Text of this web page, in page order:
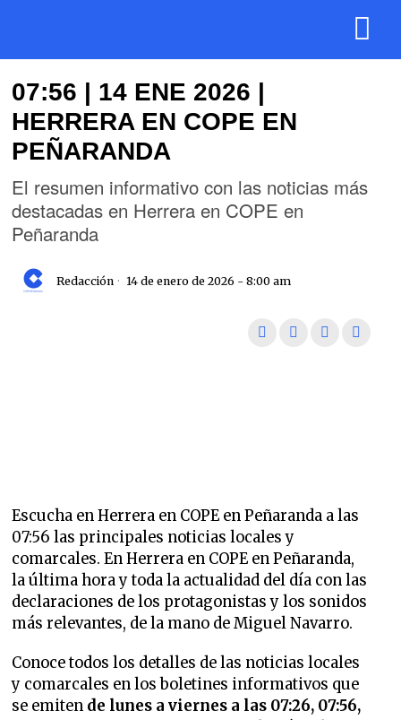
07:56 | 14 ENE 2026 |
HERRERA EN COPE EN
PEÑARANDA
El resumen informativo con las noticias más
destacadas en Herrera en COPE en
Peñaranda
Redacción 14 de enero de 2026 - 8:00 am
Escucha en Herrera en COPE en Peñaranda a las
07:56 las principales noticias locales y
comarcales. En Herrera en COPE en Peñaranda,
la última hora y toda la actualidad del día con las
declaraciones de los protagonistas y los sonidos
más relevantes, de la mano de Miguel Navarro.
Conoce todos los detalles de las noticias locales
y comarcales en los boletines informativos que
se emiten de lunes a viernes a las 07:26, 07:56,